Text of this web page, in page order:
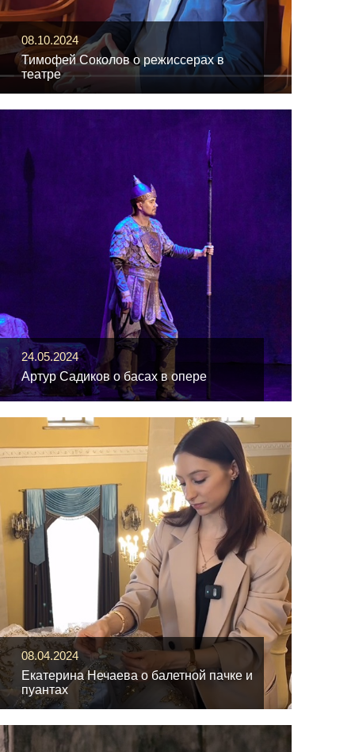
08.10.2024
Тимофей Соколов о режиссерах в
театре
24.05.2024
Артур Садиков о басах в опере
08.04.2024
Екатерина Нечаева о балетной пачке и
пуантах